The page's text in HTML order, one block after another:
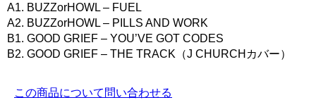
A1. BUZZorHOWL – FUEL
A2. BUZZorHOWL – PILLS AND WORK
B1. GOOD GRIEF – YOU’VE GOT CODES
B2. GOOD GRIEF – THE TRACK（J CHURCHカバー）
この商品について問い合わせる